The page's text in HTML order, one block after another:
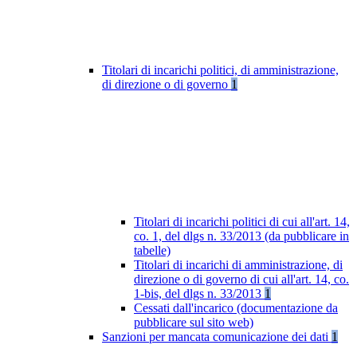
Titolari di incarichi politici, di amministrazione,
di direzione o di governo 1
Titolari di incarichi politici di cui all'art. 14,
co. 1, del dlgs n. 33/2013 (da pubblicare in
tabelle)
Titolari di incarichi di amministrazione, di
direzione o di governo di cui all'art. 14, co.
1-bis, del dlgs n. 33/2013 1
Cessati dall'incarico (documentazione da
pubblicare sul sito web)
Sanzioni per mancata comunicazione dei dati 1